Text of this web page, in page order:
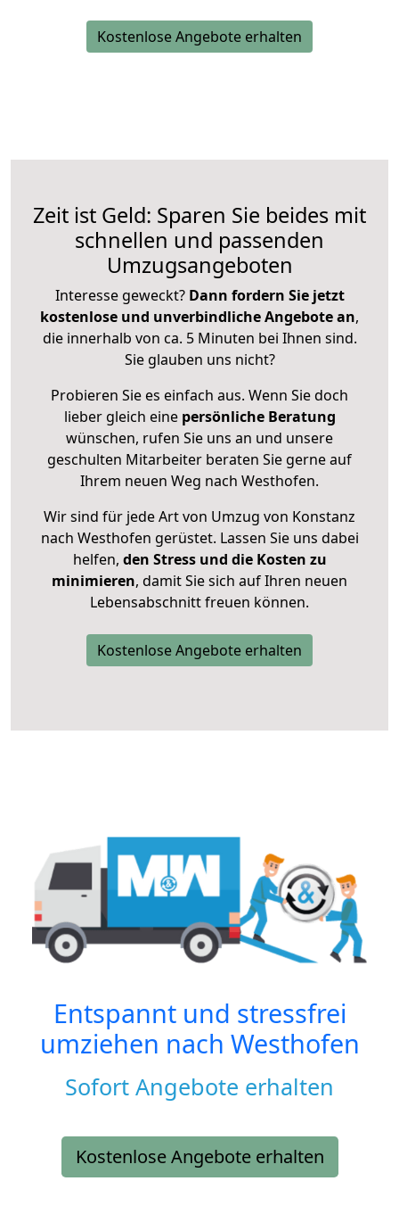
Kostenlose Angebote erhalten
Zeit ist Geld: Sparen Sie beides mit
schnellen und passenden
Umzugsangeboten
Interesse geweckt? Dann fordern Sie jetzt
kostenlose und unverbindliche Angebote an,
die innerhalb von ca. 5 Minuten bei Ihnen sind.
Sie glauben uns nicht?
Probieren Sie es einfach aus. Wenn Sie doch
lieber gleich eine persönliche Beratung
wünschen, rufen Sie uns an und unsere
geschulten Mitarbeiter beraten Sie gerne auf
Ihrem neuen Weg nach Westhofen.
Wir sind für jede Art von Umzug von Konstanz
nach Westhofen gerüstet. Lassen Sie uns dabei
helfen, den Stress und die Kosten zu
minimieren, damit Sie sich auf Ihren neuen
Lebensabschnitt freuen können.
Kostenlose Angebote erhalten
Entspannt und stressfrei
umziehen nach Westhofen
Sofort Angebote erhalten
Kostenlose Angebote erhalten